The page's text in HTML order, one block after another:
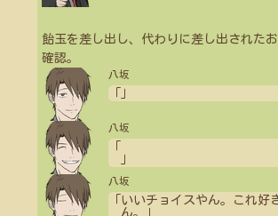
飴玉を差し出し、代わりに差し出された
確認。
八坂
八坂
八坂
「いいチョイスやん。これ好
ん。」